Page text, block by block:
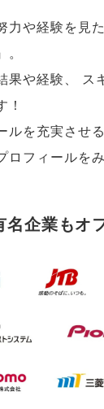
力や経験を見
。
果や経験
ス
！
ルを充実させ
ロフィールを
名企業もオ